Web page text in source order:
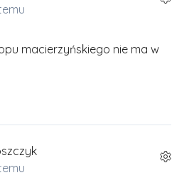
macierzyńskiego nie ma w